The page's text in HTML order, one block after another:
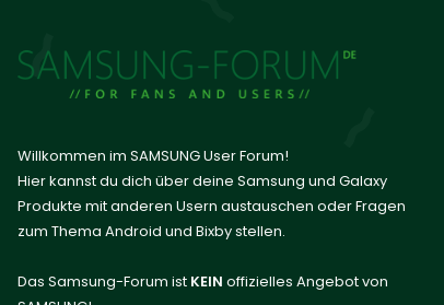
Willkommen im SAMSUNG User Forum!
Hier kannst du dich über deine Samsung und Galaxy
Produkte mit anderen Usern austauschen oder Fragen
zum Thema Android und Bixby stellen.
Das Samsung-Forum ist KEIN offizielles Angebot von